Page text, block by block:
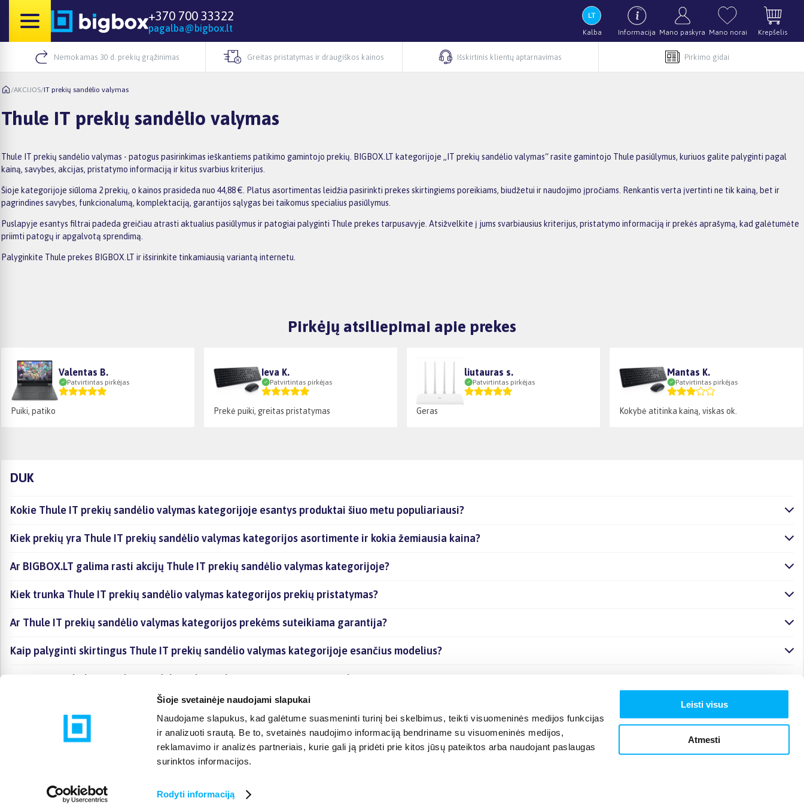
Šioje svetainėje naudojami slapukai
Naudojame slapukus, kad galėtume suasmeninti turinį bei skelbimus, teikti visuomeninės medijos funkcijas
ir analizuoti srautą. Be to, svetainės naudojimo informaciją bendriname su visuomeninės medijos,
reklamavimo ir analizės partneriais, kurie gali ją pridėti prie kitos jūsų pateiktos arba naudojant paslaugas
surinktos informacijos.
Rodyti informaciją
Leisti visus
Atmesti
+370 700 33322
pagalba@bigbox.lt Kalba Informacija Mano paskyra Mano norai Krepšelis
Nemokamas 30 d. prekių grąžinimas Greitas pristatymas ir draugiškos kainos Išskirtinis klientų aptarnavimas Pirkimo gidai
/AKCIJOS/IT prekių sandėlio valymas
Thule IT prekių sandėlio valymas
Thule IT prekių sandėlio valymas - patogus pasirinkimas ieškantiems patikimo gamintojo prekių. BIGBOX.LT kategorijoje „IT prekių sandėlio valymas“ rasite gamintojo Thule pasiūlymus, kuriuos galite palyginti pagal
kainą, savybes, akcijas, pristatymo informaciją ir kitus svarbius kriterijus.
Šioje kategorijoje siūloma 2 prekių, o kainos prasideda nuo 44,88 €. Platus asortimentas leidžia pasirinkti prekes skirtingiems poreikiams, biudžetui ir naudojimo įpročiams. Renkantis verta įvertinti ne tik kainą, bet ir
pagrindines savybes, funkcionalumą, komplektaciją, garantijos sąlygas bei taikomus specialius pasiūlymus.
Puslapyje esantys filtrai padeda greičiau atrasti aktualius pasiūlymus ir patogiai palyginti Thule prekes tarpusavyje. Atsižvelkite į jums svarbiausius kriterijus, pristatymo informaciją ir prekės aprašymą, kad galėtumėte
priimti patogų ir apgalvotą sprendimą.
Palyginkite Thule prekes BIGBOX.LT ir išsirinkite tinkamiausią variantą internetu.
Pirkėjų atsiliepimai apie prekes
Valentas B.
Patvirtintas pirkėjas
Puiki, patiko
Ieva K.
Patvirtintas pirkėjas
Prekė puiki, greitas pristatymas
liutauras s.
Patvirtintas pirkėjas
Geras
Mantas K.
Patvirtintas pirkėjas
Kokybė atitinka kainą, viskas ok.
DUK
Kokie Thule IT prekių sandėlio valymas kategorijoje esantys produktai šiuo metu populiariausi?
Kiek prekių yra Thule IT prekių sandėlio valymas kategorijos asortimente ir kokia žemiausia kaina?
Ar BIGBOX.LT galima rasti akcijų Thule IT prekių sandėlio valymas kategorijoje?
Kiek trunka Thule IT prekių sandėlio valymas kategorijos prekių pristatymas?
Ar Thule IT prekių sandėlio valymas kategorijos prekėms suteikiama garantija?
Kaip palyginti skirtingus Thule IT prekių sandėlio valymas kategorijoje esančius modelius?
Kaip įsigyti Thule IT prekių sandėlio valymas kategorijoje esančias prekes internetu?